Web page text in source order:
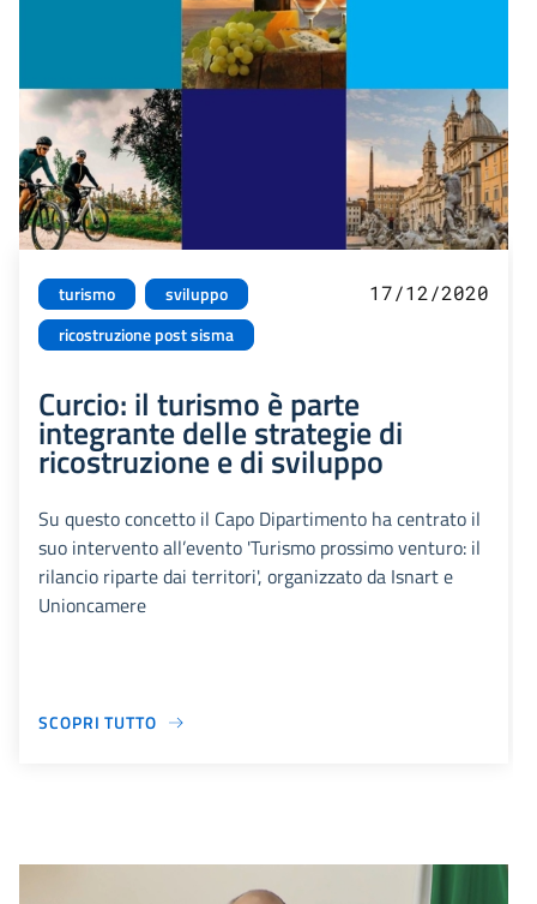
turismo
sviluppo
ricostruzione post sisma
17/12/2020
Curcio: il turismo è parte
integrante delle strategie di
ricostruzione e di sviluppo
Su questo concetto il Capo Dipartimento ha centrato il
suo intervento all’evento 'Turismo prossimo venturo: il
rilancio riparte dai territori', organizzato da Isnart e
Unioncamere
SCOPRI TUTTO